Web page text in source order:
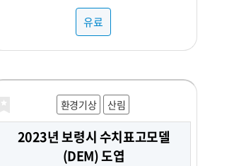
유료
환경기상 산림
2023년 보령시 수치표고모델
(DEM) 도엽